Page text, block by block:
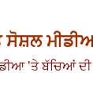
ਮੀਡੀਆ
’ਤੇ ਬੱਚਿਆਂ